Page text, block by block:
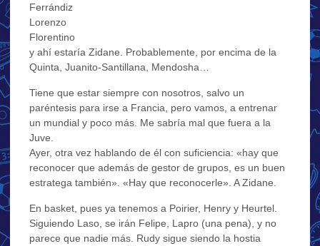
Ferrándiz
Lorenzo
Florentino
y ahí estaría Zidane. Probablemente, por encima de la
Quinta, Juanito-Santillana, Mendosha…
Tiene que estar siempre con nosotros, salvo un
paréntesis para irse a Francia, pero vamos, a entrenar
un mundial y poco más. Me sabría mal que fuera a la
Juve.
Ayer, otra vez hablando de él con suficiencia: «hay que
reconocer que además de gestor de grupos, es un buen
estratega también». «Hay que reconocerle». A Zidane.
En basket, pues ya tenemos a Poirier, Henry y Heurtel.
Siguiendo Laso, se irán Felipe, Lapro (una pena), y no
parece que nadie más. Rudy sigue siendo la hostia